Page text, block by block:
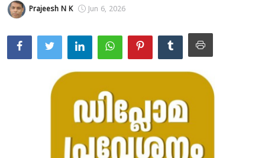
Education
Entertainment
Travel & Tourism
Prajeesh N K Jun 6, 2026